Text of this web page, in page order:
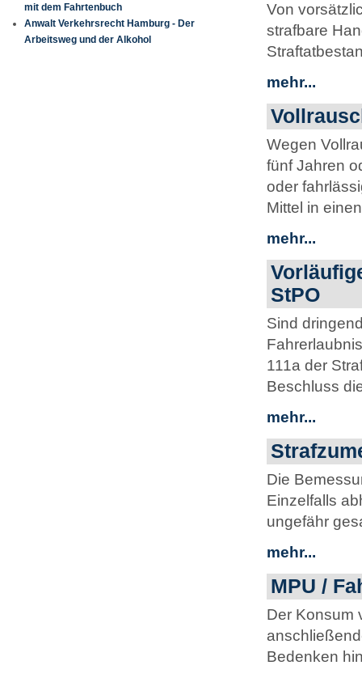
mit dem Fahrtenbuch
Anwalt Verkehrsrecht Hamburg - Der
Arbeitsweg und der Alkohol
Von
strafbare
mehr...
Wegen
fünf Jahren
oder
Mittel in
mehr...
StPO
Sind
111a der
Beschluss
mehr...
Die
Einzelfalls
ungefähr
mehr...
MPU /
Der Konsum
Bedenken